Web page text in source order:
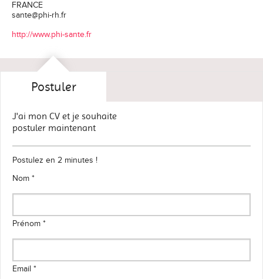
FRANCE
sante@phi-rh.fr
http://www.phi-sante.fr
Postuler
J'ai mon CV et je souhaite
postuler maintenant
Postulez en 2 minutes !
Nom *
Prénom *
Email *